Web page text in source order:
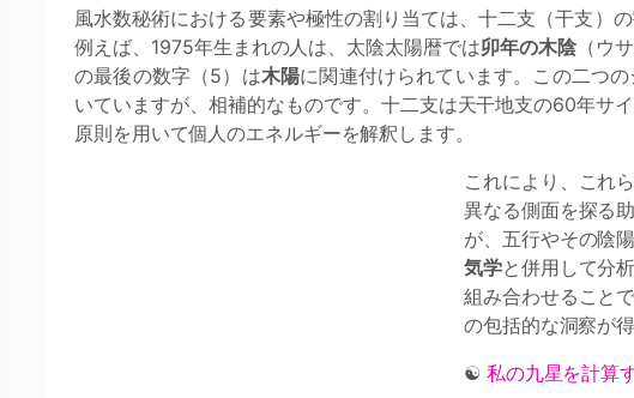
風水数秘術における要素や極性の割り当ては、十二支（干支）
例えば、1975年生まれの人は、太陰太陽暦では卯年の木陰 （ウ
の最後の数字（5）は木陽に関連付けられています。この二つ
いていますが、相補的なものです。十二支は天干地支の60年サ
原則を用いて個人のエネルギーを解釈します。
これにより、これ
異なる側面を探る
が、五行やその陰
気学と併用して分
組み合わせること
の包括的な洞察が得
☯ 私の九星を計算